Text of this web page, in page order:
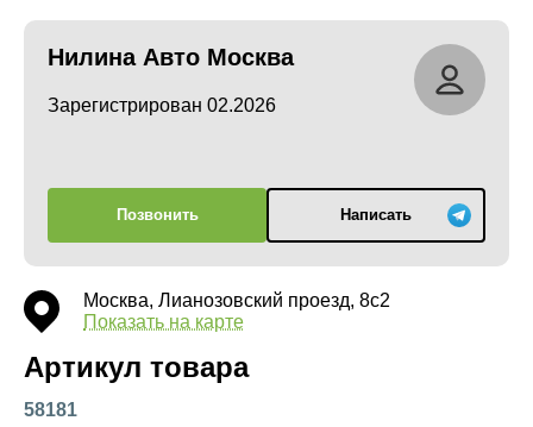
Нилина Авто Москва
Зарегистрирован 02.2026
Позвонить Написать
Москва, Лианозовский проезд, 8с2
Показать на карте
Артикул товара
58181